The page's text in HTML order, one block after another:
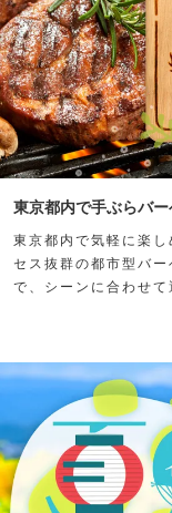
東京都内で手ぶらバ
東京都内で気軽に楽
セス抜群の都市型バ
で、シーンに合わせて